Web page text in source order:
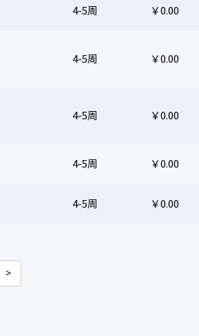
4-5周 ￥0.00
4-5周 ￥0.00
4-5周 ￥0.00
4-5周 ￥0.00
4-5周 ￥0.00
>